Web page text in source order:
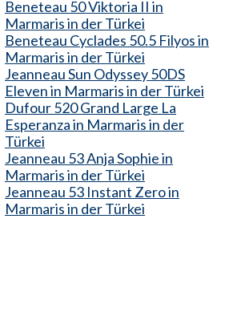
Beneteau 50 Viktoria II in
Marmaris in der Türkei
Beneteau Cyclades 50.5 Filyos in
Marmaris in der Türkei
Jeanneau Sun Odyssey 50DS
Eleven in Marmaris in der Türkei
Dufour 520 Grand Large La
Esperanza in Marmaris in der
Türkei
Jeanneau 53 Anja Sophie in
Marmaris in der Türkei
Jeanneau 53 Instant Zero in
Marmaris in der Türkei